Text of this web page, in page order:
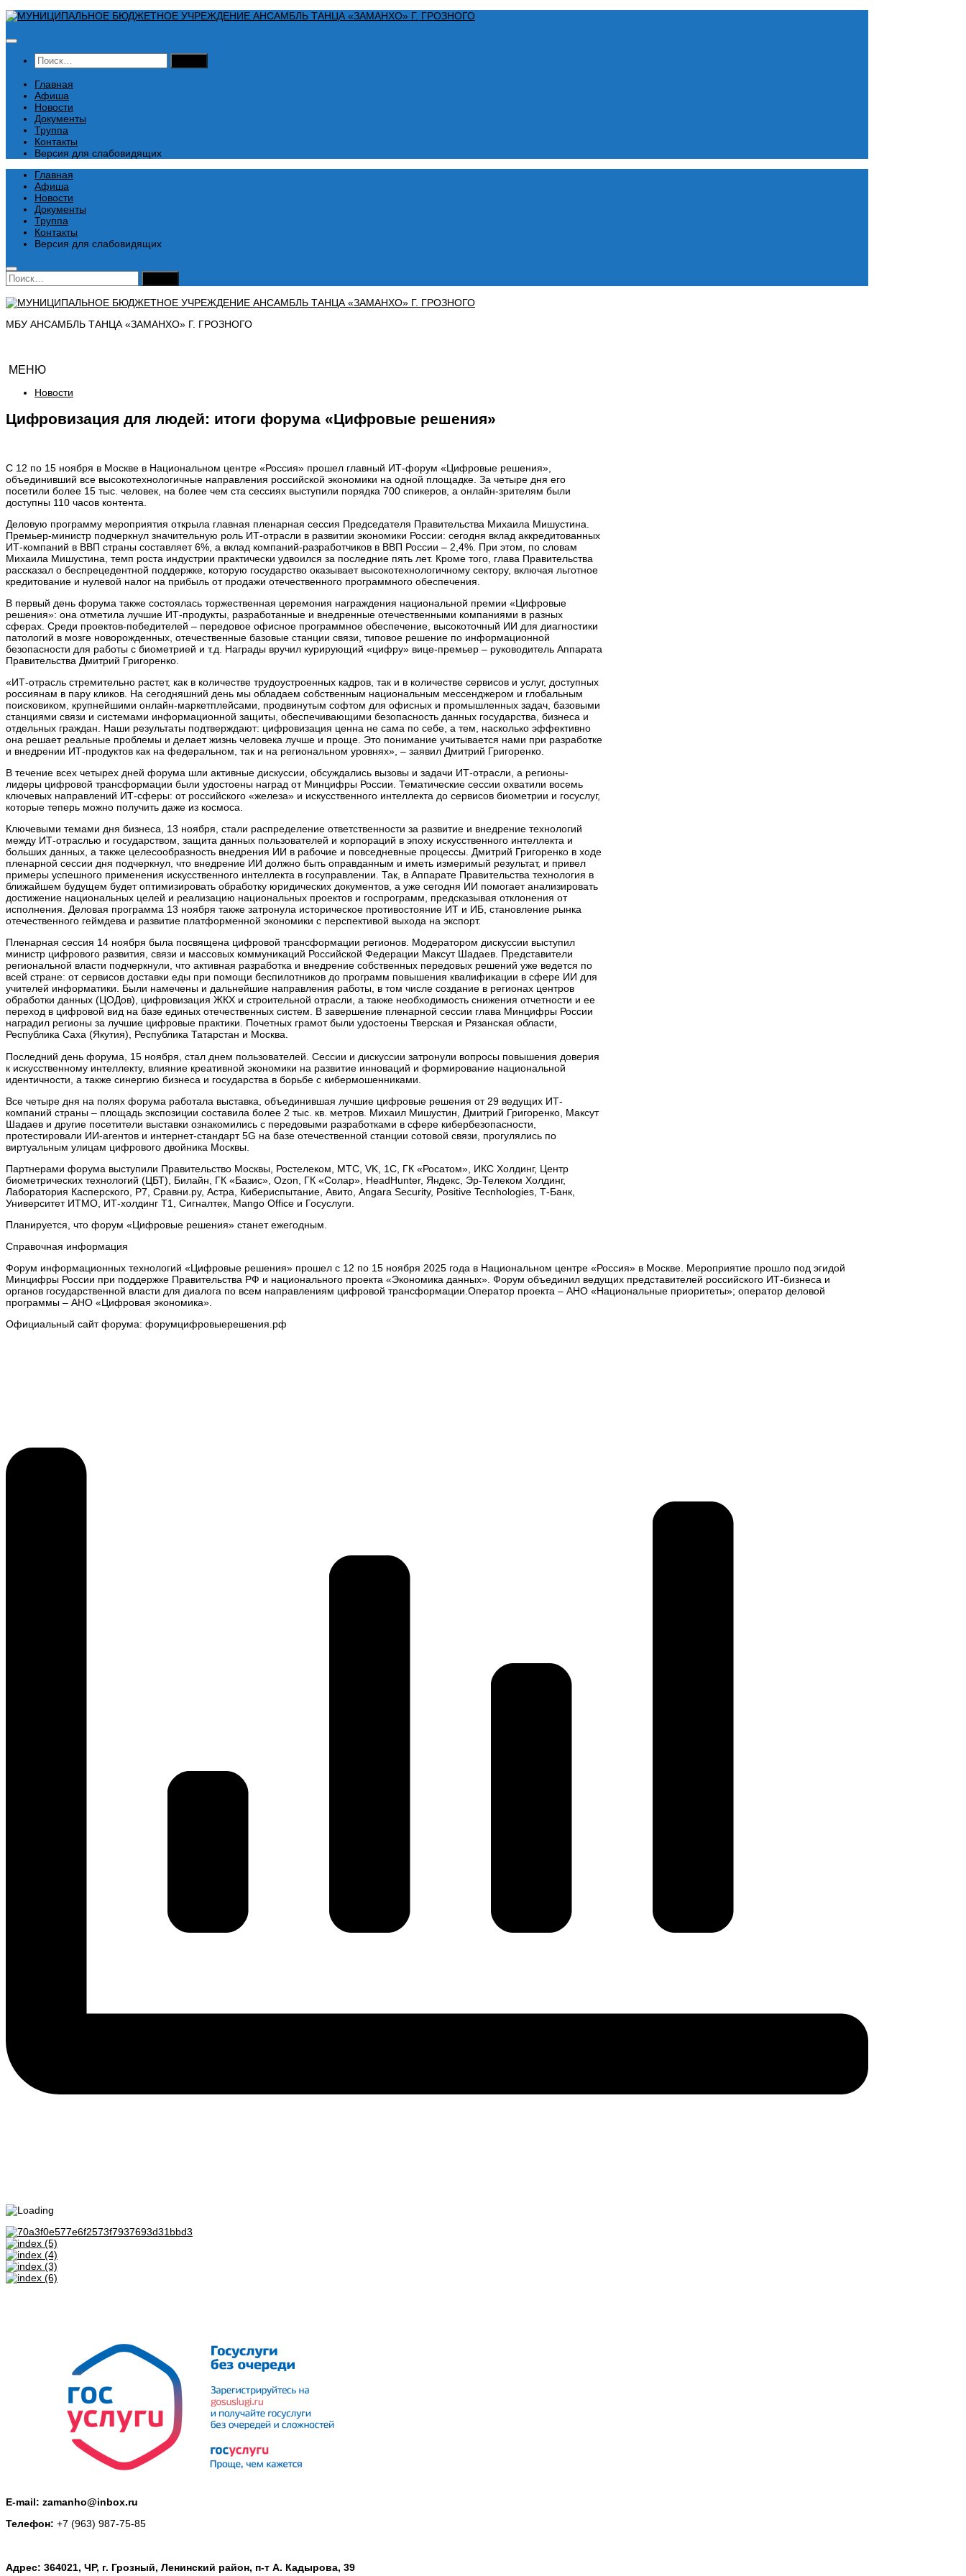
Перейти
содержимому
Найти:
Главная
Афиша
Новости
Документы
Труппа
Контакты
Версия для слабовидящих
Главная
Афиша
Новости
Документы
Труппа
Контакты
Версия для слабовидящих
Найти:
МБУ АНСАМБЛЬ ТАНЦА «ЗАМАНХО» Г. ГРОЗНОГО
МЕНЮ
Новости
Цифровизация для людей: итоги форума «Цифровые решения»
С 12 по 15 ноября в Москве в Национальном центре «Россия» прошел главный ИТ-форум «Цифровые решения»,
объединивший все высокотехнологичные направления российской экономики на одной площадке. За четыре дня его
посетили более 15 тыс. человек, на более чем ста сессиях выступили порядка 700 спикеров, а онлайн-зрителям были
доступны 110 часов контента.
Деловую программу мероприятия открыла главная пленарная сессия Председателя Правительства Михаила Мишустина.
Премьер-министр подчеркнул значительную роль ИТ-отрасли в развитии экономики России: сегодня вклад аккредитованных
ИТ-компаний в ВВП страны составляет 6%, а вклад компаний-разработчиков в ВВП России – 2,4%. При этом, по словам
Михаила Мишустина, темп роста индустрии практически удвоился за последние пять лет. Кроме того, глава Правительства
рассказал о беспрецедентной поддержке, которую государство оказывает высокотехнологичному сектору, включая льготное
кредитование и нулевой налог на прибыль от продажи отечественного программного обеспечения.
В первый день форума также состоялась торжественная церемония награждения национальной премии «Цифровые
решения»: она отметила лучшие ИТ-продукты, разработанные и внедренные отечественными компаниями в разных
сферах. Среди проектов-победителей – передовое офисное программное обеспечение, высокоточный ИИ для диагностики
патологий в мозге новорожденных, отечественные базовые станции связи, типовое решение по информационной
безопасности для работы с биометрией и т.д. Награды вручил курирующий «цифру» вице-премьер – руководитель Аппарата
Правительства Дмитрий Григоренко.
«ИТ-отрасль стремительно растет, как в количестве трудоустроенных кадров, так и в количестве сервисов и услуг, доступных
россиянам в пару кликов. На сегодняшний день мы обладаем собственным национальным мессенджером и глобальным
поисковиком, крупнейшими онлайн-маркетплейсами, продвинутым софтом для офисных и промышленных задач, базовыми
станциями связи и системами информационной защиты, обеспечивающими безопасность данных государства, бизнеса и
отдельных граждан. Наши результаты подтверждают: цифровизация ценна не сама по себе, а тем, насколько эффективно
она решает реальные проблемы и делает жизнь человека лучше и проще. Это понимание учитывается нами при разработке
и внедрении ИТ-продуктов как на федеральном, так и на региональном уровнях», – заявил Дмитрий Григоренко.
В течение всех четырех дней форума шли активные дискуссии, обсуждались вызовы и задачи ИТ-отрасли, а регионы-
лидеры цифровой трансформации были удостоены наград от Минцифры России. Тематические сессии охватили восемь
ключевых направлений ИТ-сферы: от российского «железа» и искусственного интеллекта до сервисов биометрии и госуслуг,
которые теперь можно получить даже из космоса.
Ключевыми темами дня бизнеса, 13 ноября, стали распределение ответственности за развитие и внедрение технологий
между ИТ-отраслью и государством, защита данных пользователей и корпораций в эпоху искусственного интеллекта и
больших данных, а также целесообразность внедрения ИИ в рабочие и повседневные процессы. Дмитрий Григоренко в ходе
пленарной сессии дня подчеркнул, что внедрение ИИ должно быть оправданным и иметь измеримый результат, и привел
примеры успешного применения искусственного интеллекта в госуправлении. Так, в Аппарате Правительства технология в
ближайшем будущем будет оптимизировать обработку юридических документов, а уже сегодня ИИ помогает анализировать
достижение национальных целей и реализацию национальных проектов и госпрограмм, предсказывая отклонения от
исполнения. Деловая программа 13 ноября также затронула историческое противостояние ИТ и ИБ, становление рынка
отечественного геймдева и развитие платформенной экономики с перспективой выхода на экспорт.
Пленарная сессия 14 ноября была посвящена цифровой трансформации регионов. Модератором дискуссии выступил
министр цифрового развития, связи и массовых коммуникаций Российской Федерации Максут Шадаев. Представители
региональной власти подчеркнули, что активная разработка и внедрение собственных передовых решений уже ведется по
всей стране: от сервисов доставки еды при помощи беспилотников до программ повышения квалификации в сфере ИИ для
учителей информатики. Были намечены и дальнейшие направления работы, в том числе создание в регионах центров
обработки данных (ЦОДов), цифровизация ЖКХ и строительной отрасли, а также необходимость снижения отчетности и ее
переход в цифровой вид на базе единых отечественных систем. В завершение пленарной сессии глава Минцифры России
наградил регионы за лучшие цифровые практики. Почетных грамот были удостоены Тверская и Рязанская области,
Республика Саха (Якутия), Республика Татарстан и Москва.
Последний день форума, 15 ноября, стал днем пользователей. Сессии и дискуссии затронули вопросы повышения доверия
к искусственному интеллекту, влияние креативной экономики на развитие инноваций и формирование национальной
идентичности, а также синергию бизнеса и государства в борьбе с кибермошенниками.
Все четыре дня на полях форума работала выставка, объединившая лучшие цифровые решения от 29 ведущих ИТ-
компаний страны – площадь экспозиции составила более 2 тыс. кв. метров. Михаил Мишустин, Дмитрий Григоренко, Максут
Шадаев и другие посетители выставки ознакомились с передовыми разработками в сфере кибербезопасности,
протестировали ИИ-агентов и интернет-стандарт 5G на базе отечественной станции сотовой связи, прогулялись по
виртуальным улицам цифрового двойника Москвы.
Партнерами форума выступили Правительство Москвы, Ростелеком, МТС, VK, 1С, ГК «Росатом», ИКС Холдинг, Центр
биометрических технологий (ЦБТ), Билайн, ГК «Базис», Ozon, ГК «Солар», HeadHunter, Яндекс, Эр-Телеком Холдинг,
Лаборатория Касперского, Р7, Сравни.ру, Астра, Кибериспытание, Авито, Angara Security, Positive Tecnhologies, Т-Банк,
Университет ИТМО, ИТ-холдинг T1, Сигналтек, Mango Office и Госуслуги.
Планируется, что форум «Цифровые решения» станет ежегодным.
Справочная информация
Форум информационных технологий «Цифровые решения» прошел с 12 по 15 ноября 2025 года в Национальном центре «Россия» в Москве. Мероприятие прошло под эгидой
Минцифры России при поддержке Правительства РФ и национального проекта «Экономика данных». Форум объединил ведущих представителей российского ИТ-бизнеса и
органов государственной власти для диалога по всем направлениям цифровой трансформации.Оператор проекта – АНО «Национальные приоритеты»; оператор деловой
программы – АНО «Цифровая экономика».
Официальный сайт форума: форумцифровыерешения.рф
E-mail: zamanho@inbox.ru
Телефон: +7 (963) 987-75-85
Адрес: 364021, ЧР, г. Грозный, Ленинский район, п-т А. Кадырова, 39